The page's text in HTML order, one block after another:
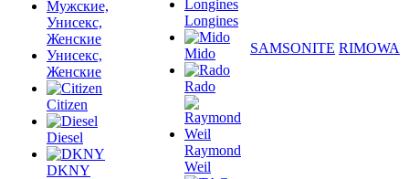
Мужские,
Унисекс,
Женские
Унисекс,
Женские
Citizen
Diesel
DKNY
Longines
Mido
Rado
Raymond
Weil
SAMSONITE RIMOWA